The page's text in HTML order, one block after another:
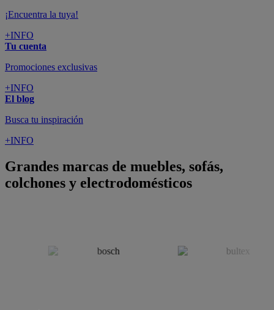
¡Encuentra la tuya!
+INFO
Tu cuenta
Promociones exclusivas
+INFO
El blog
Busca tu inspiración
+INFO
Grandes marcas de muebles, sofás,
colchones y electrodomésticos